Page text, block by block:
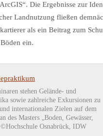
Die Ergebnisse zur
Landnutzung fließen
als ein Beitrag zum
ein.
stehen Gelände- und
sowie zahlreiche Exkursionen zu
internationalen Zielen auf dem
des Masters „Boden, Gewässer,
Osnabrück, IDW